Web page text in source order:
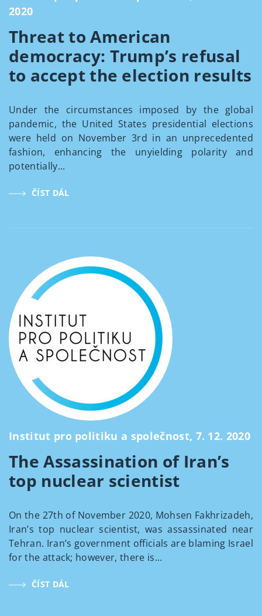
2020
Threat to American
democracy: Trump’s refusal
to accept the election results
Under the circumstances imposed by the global
pandemic, the United States presidential elections
were held on November 3rd in an unprecedented
fashion, enhancing the unyielding polarity and
potentially...
ČÍST DÁL
Institut pro politiku a společnost, 7. 12. 2020
The Assassination of Iran’s
top nuclear scientist
On the 27th of November 2020, Mohsen Fakhrizadeh,
Iran’s top nuclear scientist, was assassinated near
Tehran. Iran’s government officials are blaming Israel
for the attack; however, there is...
ČÍST DÁL